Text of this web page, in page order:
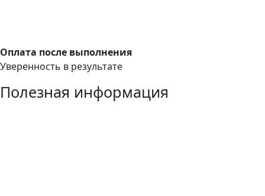
Оплата после выполнения
Уверенность в результате
Полезная информация